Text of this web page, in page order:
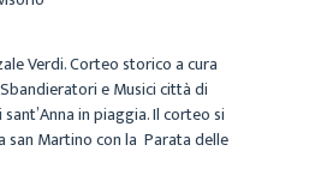
Verdi. Corteo storico a cura
e Musici città di
in piaggia. Il corteo si
san Martino con la Parata delle